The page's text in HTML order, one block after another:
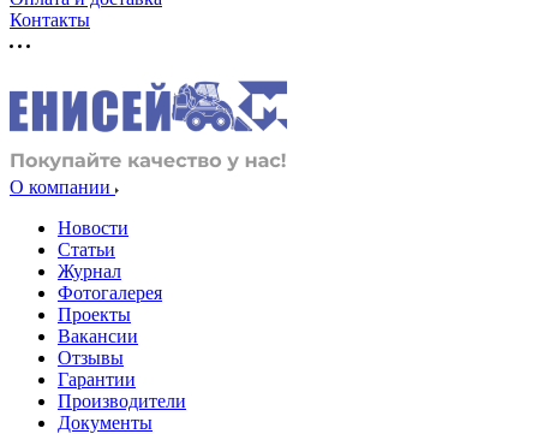
Контакты
О компании
Новости
Статьи
Журнал
Фотогалерея
Проекты
Вакансии
Отзывы
Гарантии
Производители
Документы